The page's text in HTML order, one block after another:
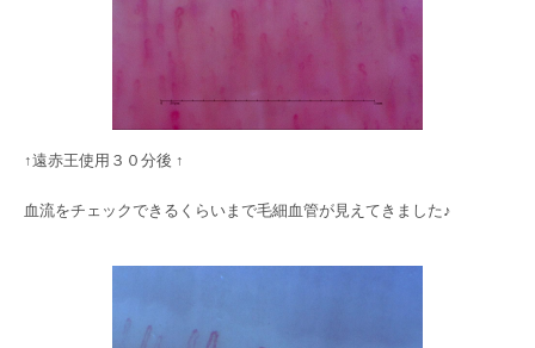
↑遠赤王使用３０分後 ↑
血流をチェックできるくらいまで毛細血管が見えてきました♪